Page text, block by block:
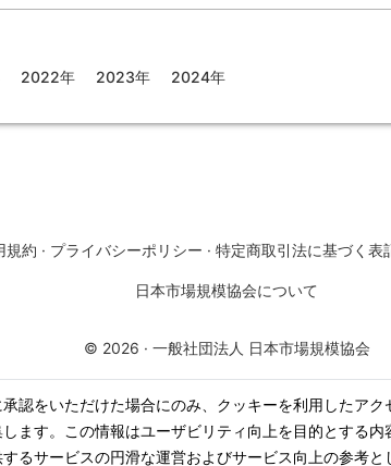
認をいただけた場合にのみ、クッキーを利用したア
ます。この情報はユーザビリティ向上を目的とする内
るサービスの円滑な運営およびサービス向上の参考と
2022年 2023年 2024年
規約 · プライバシーポリシー · 特定商取引法に基づく表
日本市場規模協会について
© 2026 · 一般社団法人 日本市場規模協会